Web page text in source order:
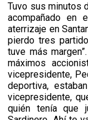
Tuvo sus minutos
acompañado en
aterrizaje en
pierdo tres
tuve más
máximos
vicepresidente,
deportiva,
vicepresidente,
quién tenía que